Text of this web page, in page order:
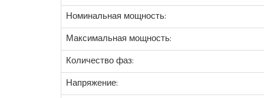
Номинальная мощность:
Максимальная мощность:
Количество фаз:
Напряжение: